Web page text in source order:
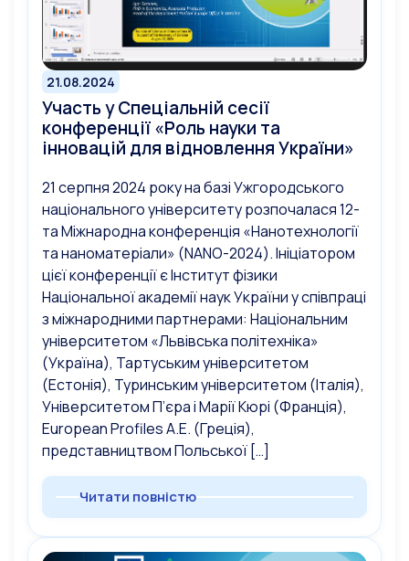
21.08.2024
Участь у Спеціальній сесії
конференції «Роль науки та
інновацій для відновлення України»
21 серпня 2024 року на базі Ужгородського
національного університету розпочалася 12-
та Міжнародна конференція «Нанотехнології
та наноматеріали» (NANO-2024). Ініціатором
цієї конференції є Інститут фізики
Національної академії наук України у співпраці
з міжнародними партнерами: Національним
університетом «Львівська політехніка»
(Україна), Тартуським університетом
(Естонія), Туринським університетом (Італія),
Університетом П’єра і Марії Кюрі (Франція),
European Profiles A.E. (Греція),
представництвом Польської […]
Читати повністю